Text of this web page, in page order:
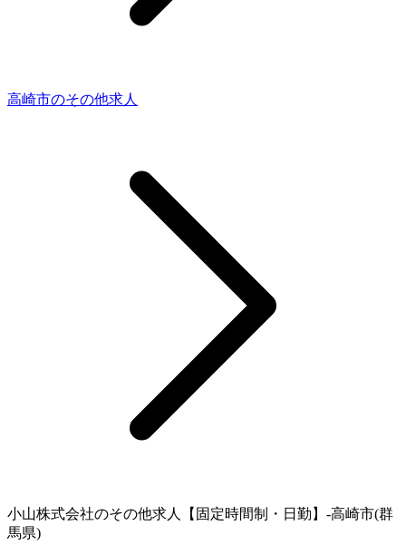
高崎市のその他求人
小山株式会社のその他求人【固定時間制・日勤】-高崎市(群
馬県)